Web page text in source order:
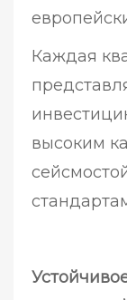
Каждая
высоким